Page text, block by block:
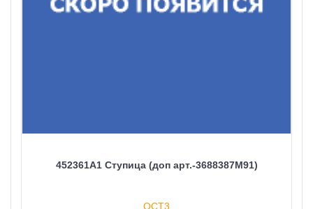
452361A1 Ступица (доп арт.-3688387М91)
ОСТ3